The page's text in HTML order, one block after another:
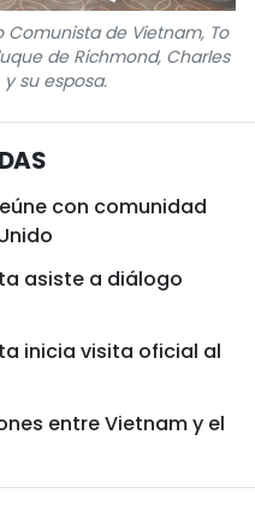
Comunista de Vietnam, To
de Richmond, Charles
su esposa.
con comunidad
asiste a diálogo
inicia visita oficial al
entre Vietnam y el